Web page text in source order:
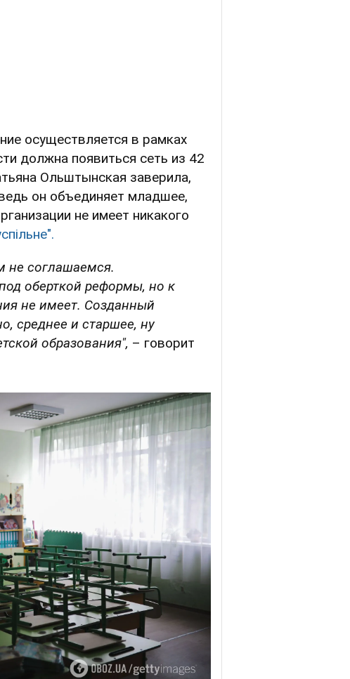
осуществляется в рамках
должна появиться сеть из 42
Ольштынская заверила,
он объединяет младшее,
не имеет никакого
не соглашаемся.
оберткой реформы, но к
не имеет. Созданный
среднее и старшее, ну
образования", – говорит